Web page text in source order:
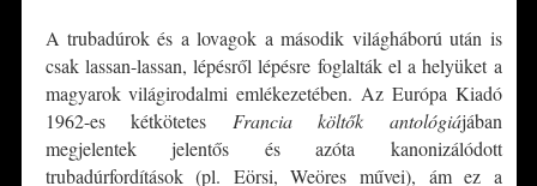
A trubadúrok és a lovagok a második világháború után is
csak lassan-lassan, lépésről lépésre foglalták el a helyüket a
magyarok világirodalmi emlékezetében. Az Európa Kiadó
1962-es kétkötetes Francia költők antológiájában
megjelentek jelentős és azóta kanonizálódott
trubadúrfordítások (pl. Eörsi, Weöres művei), ám ez a